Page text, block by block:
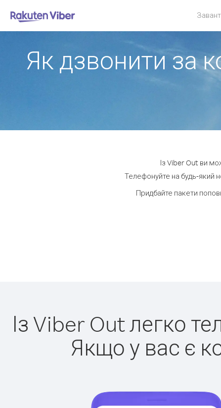
Як дзвонити за
Із Viber Out ви
Телефонуйте на будь-який
Придбайте пакети
Із Viber Out легко
Якщо у вас є